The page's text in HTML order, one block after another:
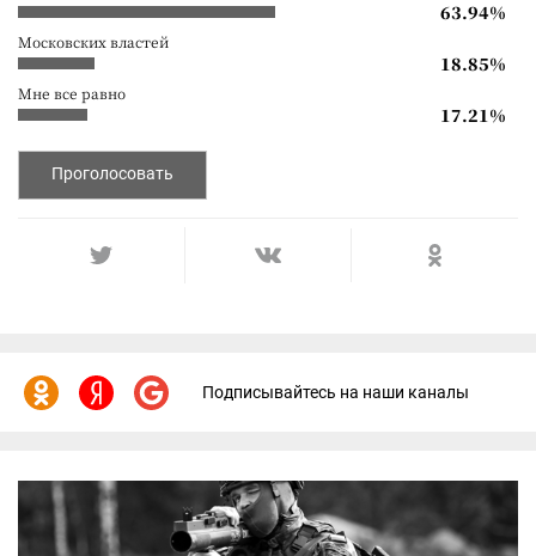
63.94%
Московских властей
18.85%
Мне все равно
17.21%
Проголосовать
Подписывайтесь на наши каналы